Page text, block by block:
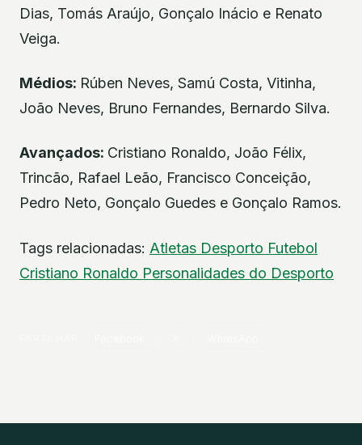
Dias, Tomás Araújo, Gonçalo Inácio e Renato
Veiga.
Médios: Rúben Neves, Samú Costa, Vitinha,
João Neves, Bruno Fernandes, Bernardo Silva.
Avançados: Cristiano Ronaldo, João Félix,
Trincão, Rafael Leão, Francisco Conceição,
Pedro Neto, Gonçalo Guedes e Gonçalo Ramos.
Tags relacionadas: Atletas Desporto Futebol
Cristiano Ronaldo Personalidades do Desporto